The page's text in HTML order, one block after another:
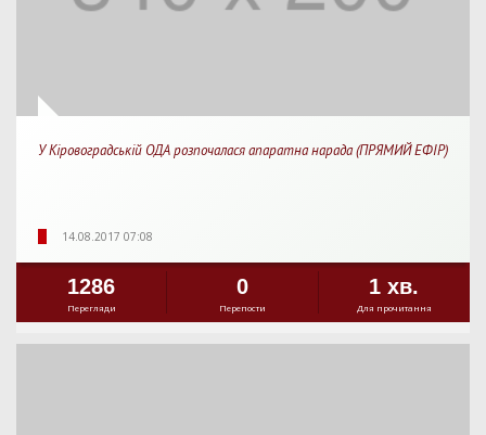
У Кіровоградській ОДА розпочалася апаратна нарада (ПРЯМИЙ ЕФІР)
14.08.2017 07:08
1286
Перегляди
0
Перепости
1 хв.
Для прочитання